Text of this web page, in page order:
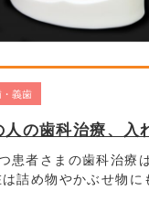
・義歯
患者さまの歯科治療
詰め物やかぶせ物に